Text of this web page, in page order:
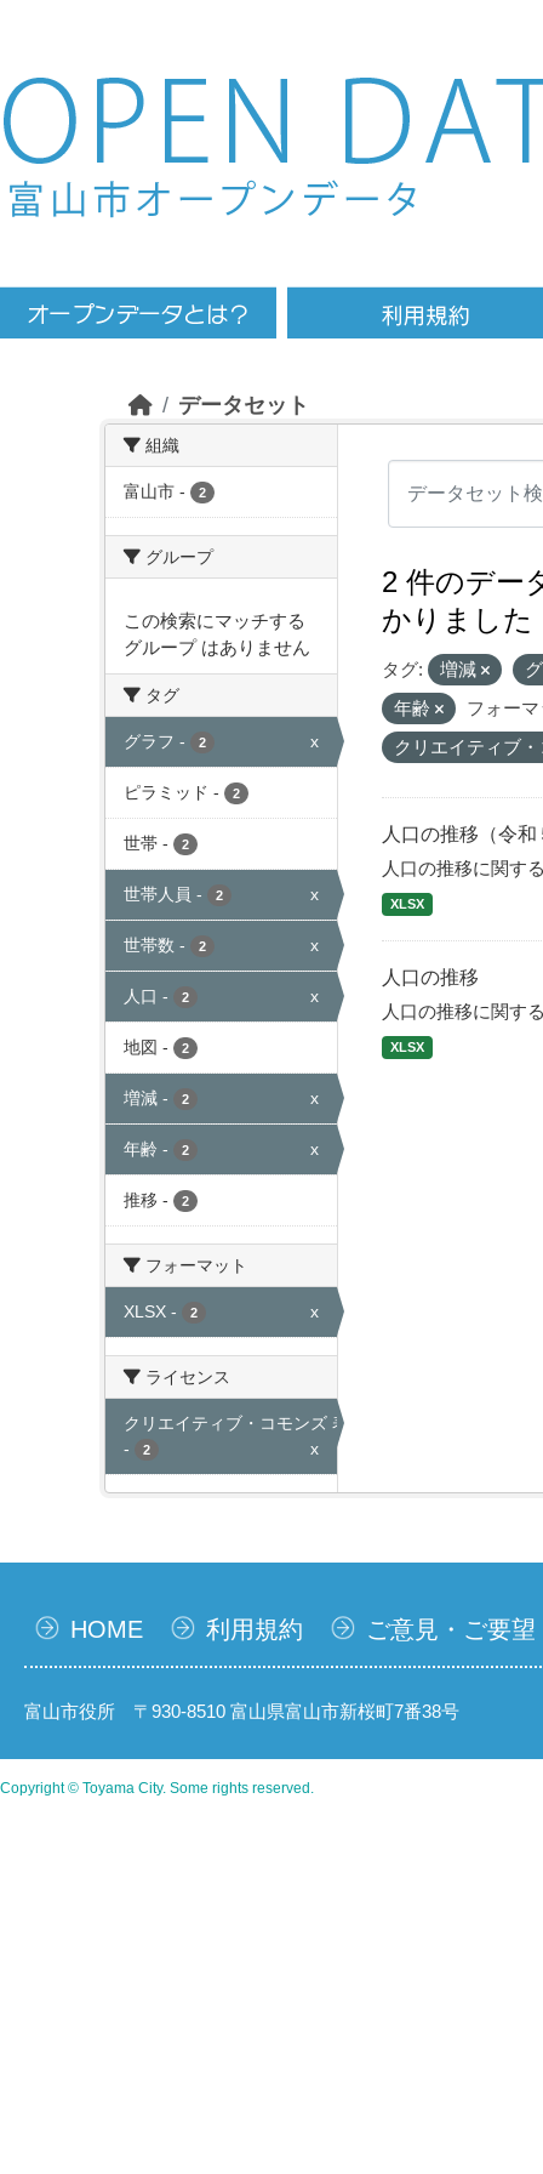
Skip to main content
データセット
組織
富山市 - 2
グループ
この検索にマッチする
グループ はありません
タグ
グラフ - 2 x
ピラミッド - 2
世帯 - 2
世帯人員 - 2 x
世帯数 - 2 x
人口 - 2 x
地図 - 2
増減 - 2 x
年齢 - 2 x
推移 - 2
フォーマット
XLSX - 2 x
ライセンス
クリエイティブ・コモンズ 表示
-
2 x
2 件のデー
かりました
タグ: 増減
年齢
フォー
クリエイティブ
人口の推移（令和
人口の推移に関す
XLSX
人口の推移
人口の推移に関す
XLSX
HOME 利用規約 ご意見・ご要望
富山市役所 〒930-8510 富山県富山市新桜町7番38号
Copyright © Toyama City. Some rights reserved.